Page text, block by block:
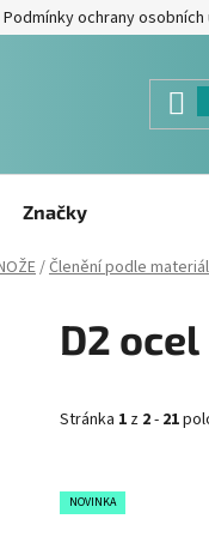
Podmínky ochrany osobních
Značky
/Členění podle
D2 ocel
Stránka 1 z 2- 21
V
ý
NOVINKA